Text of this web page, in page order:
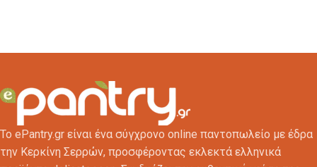
Το ePantry.gr είναι ένα σύγχρονο online παντοπωλείο με έδρα
την Κερκίνη Σερρών, προσφέροντας εκλεκτά ελληνικά